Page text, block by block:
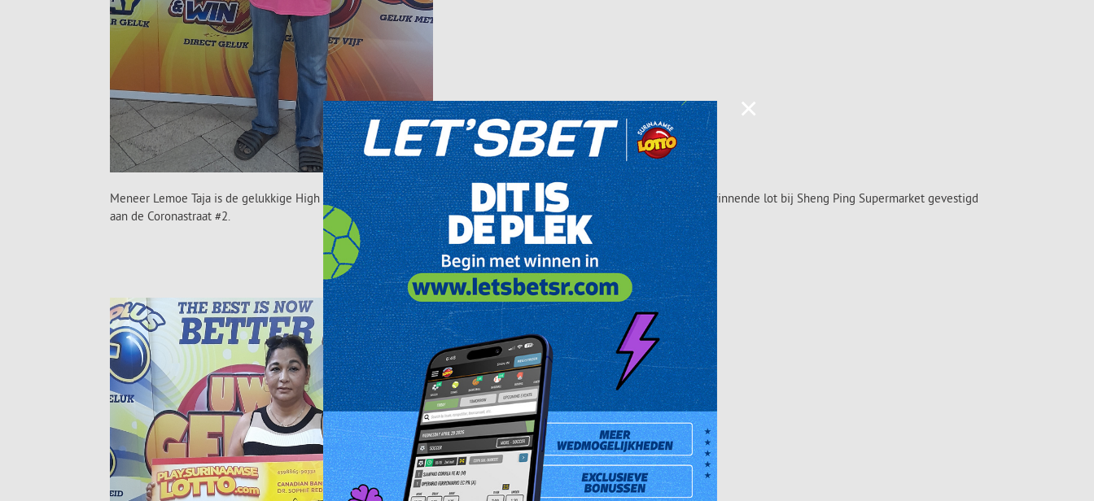
Meneer Lemoe Taja is de gelukkige High 5 hoofdprijswinnaar van de trekking van 23 september 2023. Hij kocht het winnende lot bij Sheng Ping Supermarket gevestigd
aan de Coronastraat #2.
×